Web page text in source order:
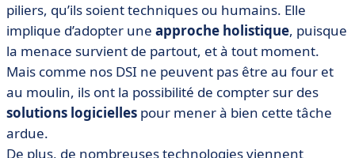
piliers, qu’ils soient techniques ou humains. Elle
implique d’adopter une approche holistique, puisque
la menace survient de partout, et à tout moment.
Mais comme nos DSI ne peuvent pas être au four et
au moulin, ils ont la possibilité de compter sur des
solutions logicielles pour mener à bien cette tâche
ardue.
De plus, de nombreuses technologies viennent